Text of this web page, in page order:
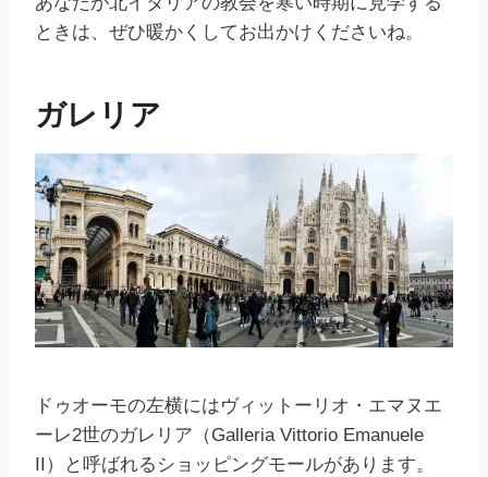
ときは、ぜひ暖かくしてお出かけくださいね。
ガレリア
ドゥオーモの左横にはヴィットーリオ・エマヌエ
ーレ2世のガレリア（Galleria Vittorio Emanuele
II）と呼ばれるショッピングモールがあります。